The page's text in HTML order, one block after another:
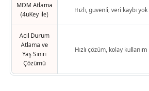
MDM Atlama
(4uKey ile)
Hızlı, güvenli, veri kaybı yok
Acil Durum
Atlama ve
Yaş Sınırı
Çözümü
Hızlı çözüm, kolay kullanım